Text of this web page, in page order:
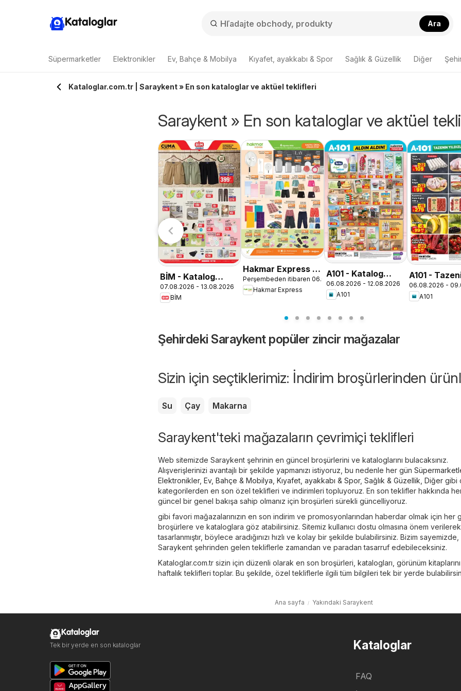
Kataloglar Ara
Süpermarketler Elektronikler Ev, Bahçe & Mobilya Kıyafet, ayakkabı & Spor Sağlık & Güzellik Diğer
Kataloglar.com.tr | Saraykent » En son kataloglar ve aktüel teklifleri
Saraykent » En son kataloglar ve aktüel
BİM - Katalog
Cuma
07.08.2026 - 13.08.2026
BİM
Hakmar Express -
Perşembe Aktüel
Ürünler
Perşembeden itibaren 06.08.2026
Hakmar Express
A101 - Katalog
Aldın Aldın
06.08.2026 - 12.08.2026
A101
A101 -
Yıldızları
06.08.2026 -
A101
Şehirdeki Saraykent popüler zincir mağazalar
Sizin için seçtiklerimiz: İndirim broşürlerinden
Su Çay Makarna
Saraykent'teki mağazaların çevrimiçi teklifleri
Web sitemizde Saraykent şehrinin en güncel broşürlerini ve kataloglarını bulacaksınız.
Alışverişlerinizi avantajlı bir şekilde yapmanızı istiyoruz, bu nedenle her gün
Elektronikler, Ev, Bahçe & Mobilya Kıyafet, ayakkabı & Spor, Sağlık & Güzellik Diğer gibi
kategorilerden en son özel teklifleri ve indirimleri topluyoruz. En son teklifler hakkında
güncel bir genel bakışa sahip olmanız için broşürleri sürekli güncelliyoruz.
gibi favori mağazalarınızın en son indirim ve promosyonlarından haberdar olmak için her
broşürlere ve kataloglara göz atabilirsiniz. Sitemiz kullanıcı dostu olmasına önem verilerek
tasarlanmıştır, böylece aradığınızı hızlı ve kolay bir şekilde bulabilirsiniz. Bizim sayemizde,
Saraykent şehrinden gelen tekliflerle zamandan ve paradan tasarruf edebileceksiniz.
Kataloglar.com.tr sizin için düzenli olarak en son broşürleri, katalogları, görünüm
haftalık teklifleri toplar. Bu şekilde, özel tekliflerle ilgili tüm bilgileri tek bir yerde
Ana sayfa Yakındaki Saraykent
Kataloglar
FAQ
Kataloglar
Tek bir yerde en son kataloglar